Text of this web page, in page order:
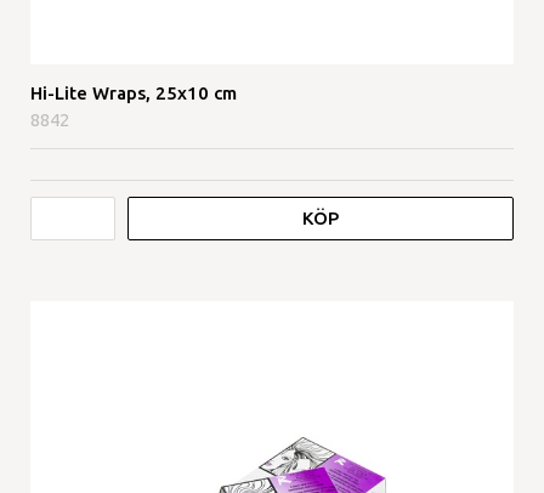
Hi-Lite Wraps, 25x10 cm
8842
KÖP